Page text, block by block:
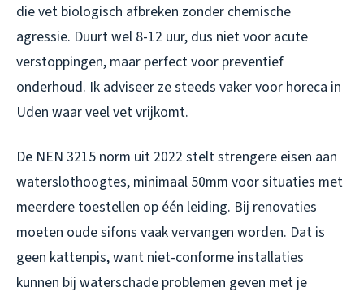
die vet biologisch afbreken zonder chemische
agressie. Duurt wel 8-12 uur, dus niet voor acute
verstoppingen, maar perfect voor preventief
onderhoud. Ik adviseer ze steeds vaker voor horeca in
Uden waar veel vet vrijkomt.
De NEN 3215 norm uit 2022 stelt strengere eisen aan
waterslothoogtes, minimaal 50mm voor situaties met
meerdere toestellen op één leiding. Bij renovaties
moeten oude sifons vaak vervangen worden. Dat is
geen kattenpis, want niet-conforme installaties
kunnen bij waterschade problemen geven met je